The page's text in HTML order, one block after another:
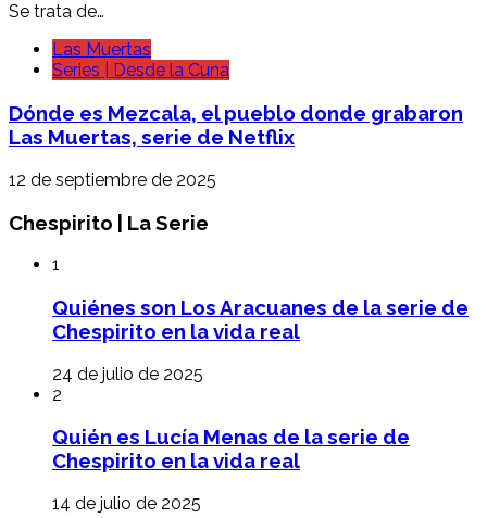
Se trata de…
Las Muertas
Series | Desde la Cuna
Dónde es Mezcala, el pueblo donde grabaron
Las Muertas, serie de Netflix
12 de septiembre de 2025
Chespirito | La Serie
1
Quiénes son Los Aracuanes de la serie de
Chespirito en la vida real
24 de julio de 2025
2
Quién es Lucía Menas de la serie de
Chespirito en la vida real
14 de julio de 2025